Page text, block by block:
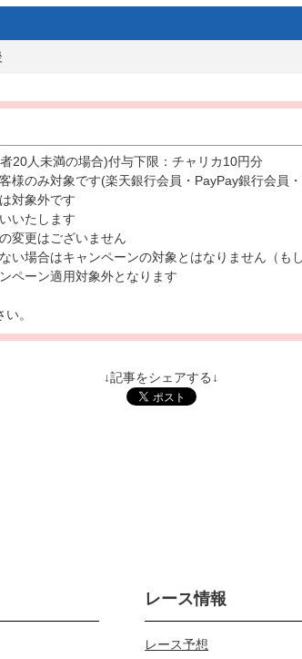
20人未満の場合)付与下限：チャリカ10円分
様のみ対象です(楽天銀行会員・PayPay銀行会員
対象外です
いたします
変更はございません
場合はキャンペーンの対象とはなりません（も
ペーン適用対象外となります
。
↓記事をシェアする↓
レース情報
レース予想